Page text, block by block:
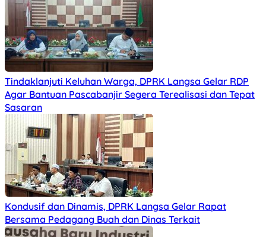
Tindaklanjuti Keluhan Warga, DPRK Langsa Gelar RDP
Agar Bantuan Pascabanjir Segera Terealisasi dan Tepat
Sasaran
Kondusif dan Dinamis, DPRK Langsa Gelar Rapat
Bersama Pedagang Buah dan Dinas Terkait